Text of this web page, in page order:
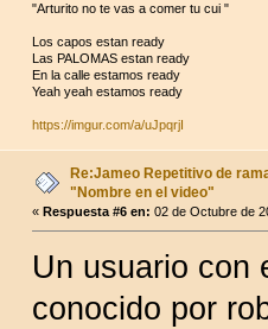
"Arturito no te vas a comer tu cui "
Los capos estan ready
Las PALOMAS estan ready
En la calle estamos ready
Yeah yeah estamos ready
https://imgur.com/a/uJpqrjI
Re:Jameo Repetitivo de
"Nombre en el video"
« Respuesta #6 en: 02 de Octubre de
Un usuario con
conocido por